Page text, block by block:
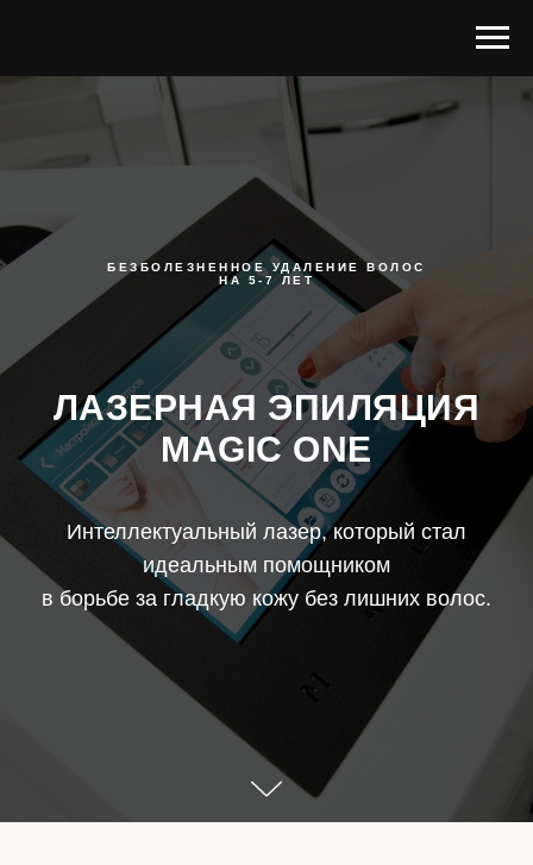
БЕЗБОЛЕЗНЕННОЕ УДАЛЕНИЕ ВОЛОС
НА 5-7 ЛЕТ
ЛАЗЕРНАЯ ЭПИЛЯЦИЯ
MAGIC ONE
Интеллектуальный лазер, который стал
идеальным помощником
в борьбе за гладкую кожу без лишних волос.